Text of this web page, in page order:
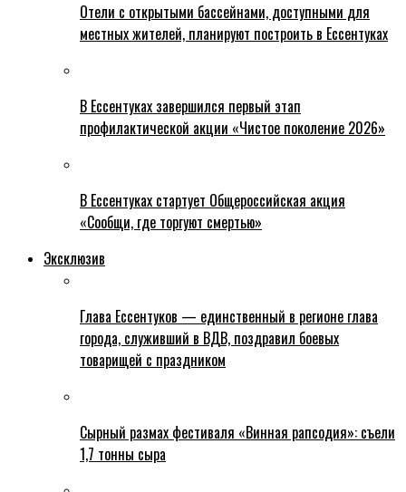
Отели с открытыми бассейнами, доступными для
местных жителей, планируют построить в Ессентуках
В Ессентуках завершился первый этап
профилактической акции «Чистое поколение 2026»
В Ессентуках стартует Общероссийская акция
«Сообщи, где торгуют смертью»
Эксклюзив
Глава Ессентуков — единственный в регионе глава
города, служивший в ВДВ, поздравил боевых
товарищей с праздником
Сырный размах фестиваля «Винная рапсодия»: съели
1,7 тонны сыра